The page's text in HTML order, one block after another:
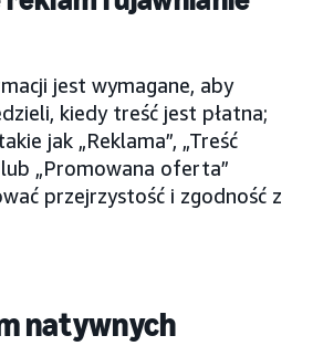
jest wymagane, aby
kiedy treść jest płatna;
jak „Reklama”, „Treść
„Promowana oferta”
przejrzystość i zgodność z
natywnych